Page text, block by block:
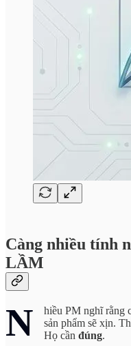
Càng nhiều tính
LẦM
N
hiều PM nghĩ rằng
sản phẩm sẽ xịn.
Họ cần đúng.